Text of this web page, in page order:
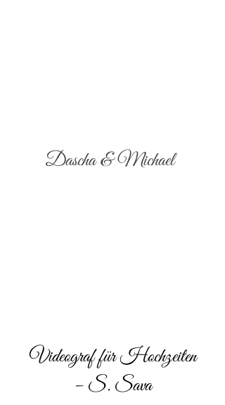
Dascha & Michael
Videograf für Hochzeiten
– S. Sava